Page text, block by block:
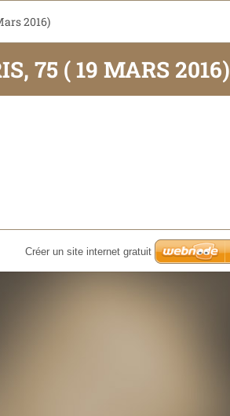
2016)
75 ( 19 MARS 2016)
Créer un site internet gratuit